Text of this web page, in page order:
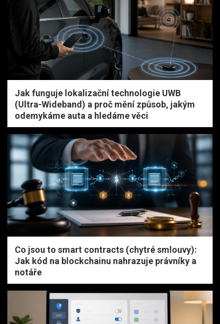
Jak funguje lokalizační technologie UWB
(Ultra-Wideband) a proč mění způsob, jakým
odemykáme auta a hledáme věci
Co jsou to smart contracts (chytré smlouvy):
Jak kód na blockchainu nahrazuje právníky a
notáře